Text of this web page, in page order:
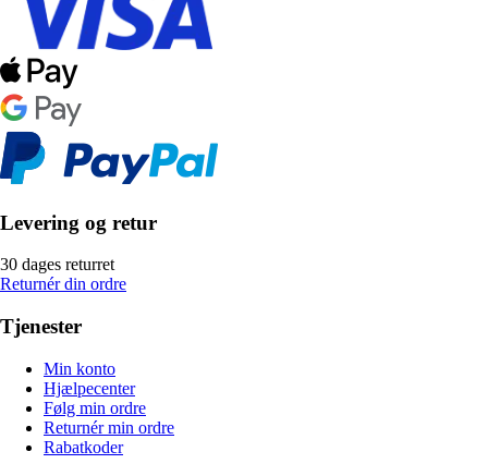
Levering og retur
30 dages returret
Returnér din ordre
Tjenester
Min konto
Hjælpecenter
Følg min ordre
Returnér min ordre
Rabatkoder